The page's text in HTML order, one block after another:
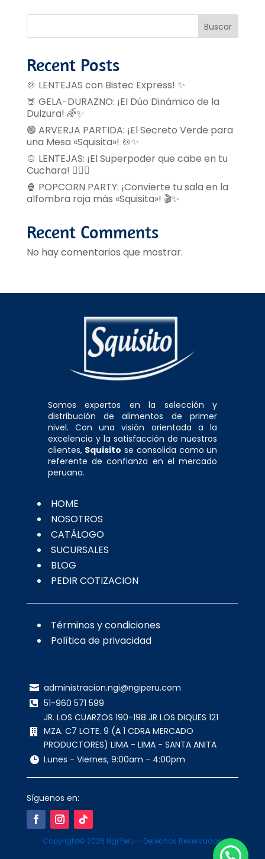
Buscar
Recent Posts
🍲 LENTEJAS con Bistec Express! ✨
🍑 GELA-DURAZNO: ¡El Dúo Dinámico de la
Dulzura! 🌈✨
🟢 ARVERJA PARTIDA: ¡El Secreto Verde para
una Mesa «Squisita»! 🍲✨
🍲 LENTEJAS: ¡El Superpoder que cabe en tu
Cuchara! 🦸‍♂️✨
🍿 POPCORN PARTY: ¡Convierte tu sala en la
alfombra roja más «Squisita»! 🎬✨
Recent Comments
No hay comentarios que mostrar.
Somos expertos en la selección y
distribución de alimentos de primer
nivel. Con una visión orientada a la
excelencia y la satisfacción de nuestros
clientes, Squisito se consolida como un
referente de confianza en el mercado
peruano.
HOME
NOSOTROS
CATÁLOGO
SUCURSALES
BLOG
PEDIR COTIZACION
Términos y condiciones
Política de privacidad
 administracion.ngi@ngiperu.com
 51-960 571 599

JR. LOS CUARZOS 190-198 JR LOS DIQUES 121
MZA. C7 LOTE. 9 (A 1 CDRA MERCADO
PRODUCTORES) LIMA - LIMA - SANTA ANITA
 Lunes - Viernes, 9:00am - 4:00pm
Síguenos en:
Copyright© 2026 Ngi Peru – Derechos Reservados